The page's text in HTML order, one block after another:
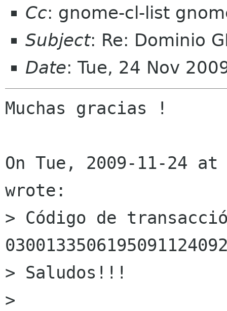
Cc: gnome-cl-list
Subject: Re: Dominio
Date: Tue, 24 Nov
Muchas gracias !
On Tue, 2009-11-24
wrote:
> Código de
> Saludos!!!
>